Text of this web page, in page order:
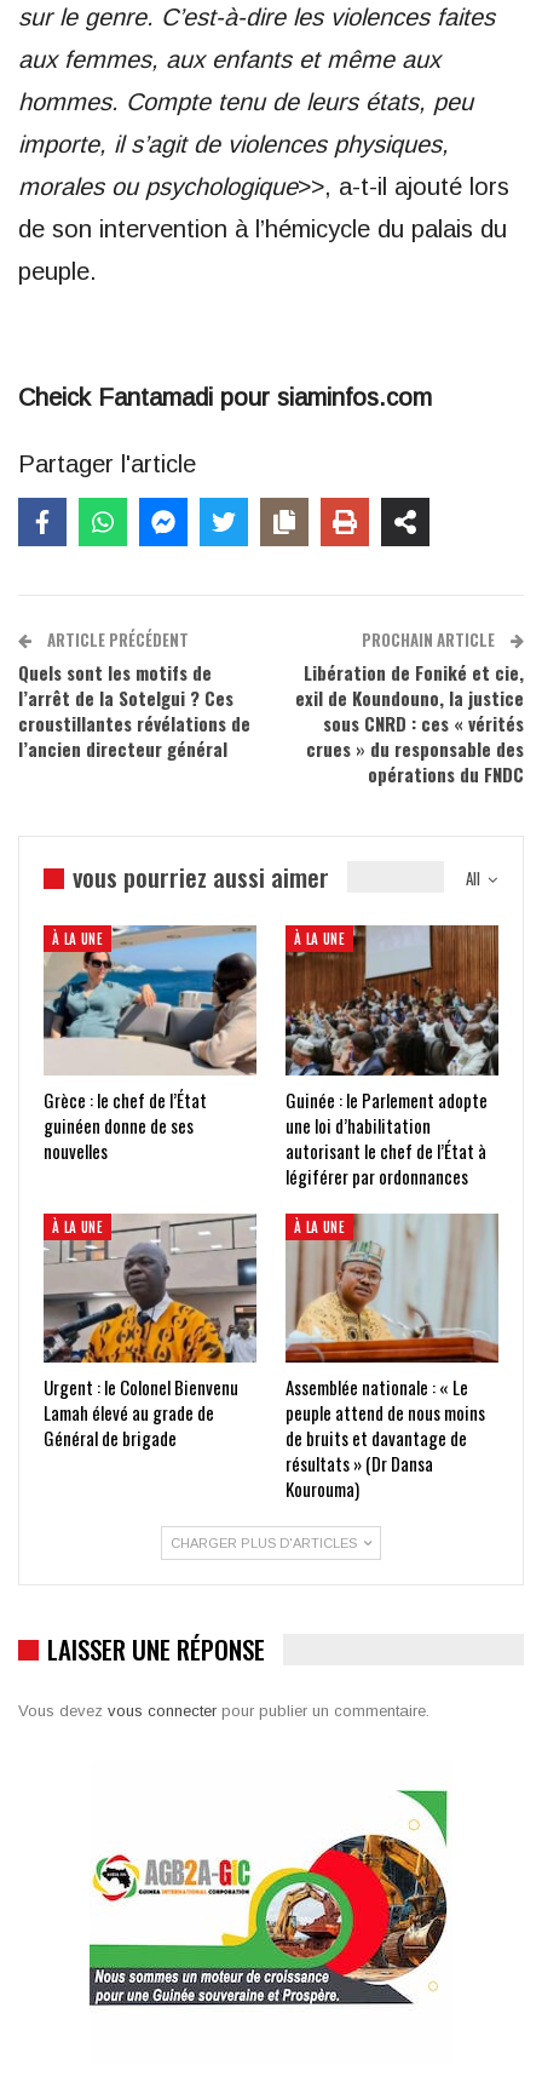
sur le genre. C’est-à-dire les violences faites
aux femmes, aux enfants et même aux
hommes. Compte tenu de leurs états, peu
importe, il s’agit de violences physiques,
morales ou psychologique>>, a-t-il ajouté lors
de son intervention à l’hémicycle du palais du
peuple.
Cheick Fantamadi pour siaminfos.com
Partager l'article
ARTICLE PRÉCÉDENT
Quels sont les motifs de
l’arrêt de la Sotelgui ? Ces
croustillantes révélations de
l’ancien directeur général
PROCHAIN ARTICLE
Libération de Foniké et cie,
exil de Koundouno, la justice
sous CNRD : ces « vérités
crues » du responsable des
opérations du FNDC
All
vous pourriez aussi aimer
À LA UNE
Grèce : le chef de l’État
guinéen donne de ses
nouvelles
À LA UNE
Guinée : le Parlement adopte
une loi d’habilitation
autorisant le chef de l’État à
légiférer par ordonnances
À LA UNE
Urgent : le Colonel Bienvenu
Lamah élevé au grade de
Général de brigade
À LA UNE
Assemblée nationale : « Le
peuple attend de nous moins
de bruits et davantage de
résultats » (Dr Dansa
Kourouma)
CHARGER PLUS D'ARTICLES
LAISSER UNE RÉPONSE
Vous devez vous connecter pour publier un commentaire.